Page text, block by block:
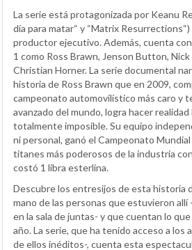
La serie está protagonizada por Keanu
día para matar“ y “Matrix
productor ejecutivo. Además, cuenta
1 como Ross Brawn, Jenson Button,
Christian Horner. La serie documental
historia de Ross Brawn que en 2009,
campeonato automovilístico más caro y
avanzado del mundo, logra hacer realidad
totalmente imposible. Su equipo
ni personal, ganó el Campeonato
titanes más poderosos de la industria
costó 1 libra esterlina.
Descubre los entresijos de esta historia
mano de las personas que estuvieron allí
en la sala de juntas- y que cuentan lo
año. La serie, que ha tenido acceso a los
de ellos inéditos-, cuenta esta